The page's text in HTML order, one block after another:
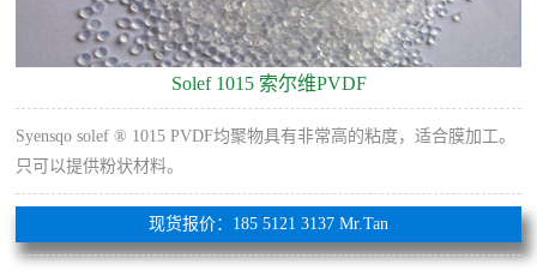
Solef 1015 索尔维‌PVDF
Syensqo solef ® 1015 PVDF均聚物具有非常高的粘度，适合膜加工。
只可以提供粉状材料。
现货报价：185 5121 3137 Mr.Tan